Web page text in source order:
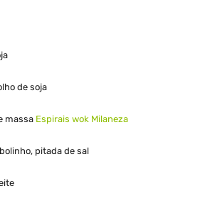
de soja
massa Espirais wok Milaneza
pitada de sal